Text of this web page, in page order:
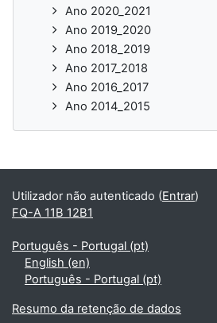
Ano 2020_2021
Ano 2019_2020
Ano 2018_2019
Ano 2017_2018
Ano 2016_2017
Ano 2014_2015
Utilizador não autenticado (Entrar)
FQ-A 11B 12B1
Português - Portugal ‎(pt)‎
English ‎(en)‎
Português - Portugal ‎(pt)‎
Resumo da retenção de dados